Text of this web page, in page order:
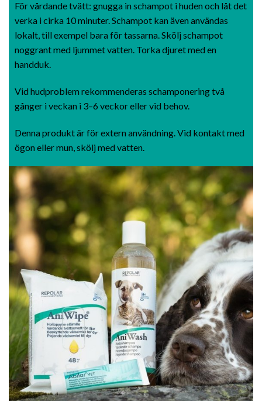
För vårdande tvätt: gnugga in schampot i huden och låt det
verka i cirka 10 minuter. Schampot kan även användas
lokalt, till exempel bara för tassarna. Skölj schampot
noggrant med ljummet vatten. Torka djuret med en
handduk.
Vid hudproblem rekommenderas schamponering två
gånger i veckan i 3–6 veckor eller vid behov.
Denna produkt är för extern användning. Vid kontakt med
ögon eller mun, skölj med vatten.